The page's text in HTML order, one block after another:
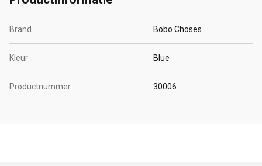
Brand Bobo Choses
Kleur Blue
Productnummer 30006